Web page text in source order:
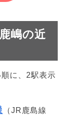
嶋の近
に、2駅表示
（JR鹿島線